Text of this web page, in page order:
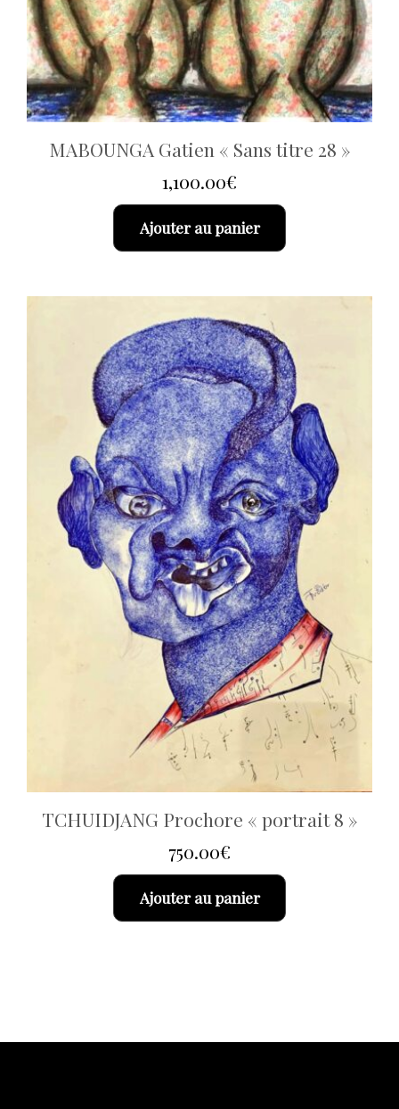
MABOUNGA Gatien « Sans titre 28 »
1,100.00€
Ajouter au panier
TCHUIDJANG Prochore « portrait 8 »
750.00€
Ajouter au panier